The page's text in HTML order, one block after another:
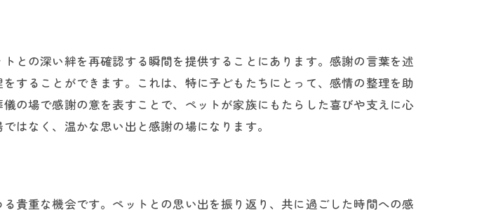
動的に届ける
言葉の選び方
ピーチの準備
との深い絆を再確認する瞬間を提供することにあります。感謝の言葉を述
することができます。これは、特に子どもたちにとって、感情の整理を助
の場で感謝の意を表すことで、ペットが家族にもたらした喜びや支えに心
はなく、温かな思い出と感謝の場になります。
貴重な機会です。ペットとの思い出を振り返り、共に過ごした時間への感